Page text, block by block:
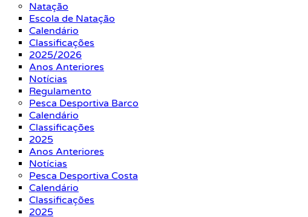
Natação
Escola de Natação
Calendário
Classificações
2025/2026
Anos Anteriores
Notícias
Regulamento
Pesca Desportiva Barco
Calendário
Classificações
2025
Anos Anteriores
Notícias
Pesca Desportiva Costa
Calendário
Classificações
2025